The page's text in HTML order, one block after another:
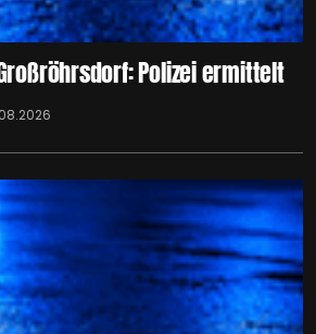
Polizei ermittelt